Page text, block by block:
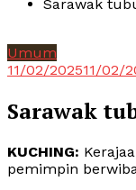
Sarawak
Umum
11/02/202511/02/
Sarawak
KUCHING:
pemimpin